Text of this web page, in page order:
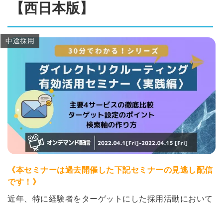
【西日本版】
中途採用
《本セミナーは過去開催した下記セミナーの見逃し配信
です！》
近年、特に経験者をターゲットにした採用活動において